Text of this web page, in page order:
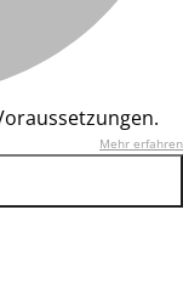
Mehr erfahren